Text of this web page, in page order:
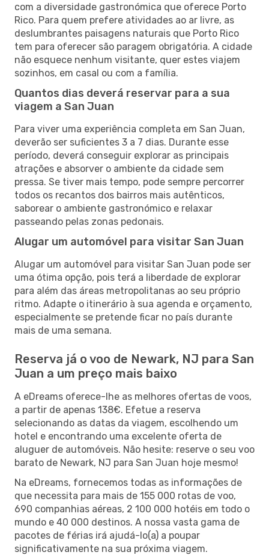
com a diversidade gastronómica que oferece Porto
Rico. Para quem prefere atividades ao ar livre, as
deslumbrantes paisagens naturais que Porto Rico
tem para oferecer são paragem obrigatória. A cidade
não esquece nenhum visitante, quer estes viajem
sozinhos, em casal ou com a família.
Quantos dias deverá reservar para a sua
viagem a San Juan
Para viver uma experiência completa em San Juan,
deverão ser suficientes 3 a 7 dias. Durante esse
período, deverá conseguir explorar as principais
atrações e absorver o ambiente da cidade sem
pressa. Se tiver mais tempo, pode sempre percorrer
todos os recantos dos bairros mais autênticos,
saborear o ambiente gastronómico e relaxar
passeando pelas zonas pedonais.
Alugar um automóvel para visitar San Juan
Alugar um automóvel para visitar San Juan pode ser
uma ótima opção, pois terá a liberdade de explorar
para além das áreas metropolitanas ao seu próprio
ritmo. Adapte o itinerário à sua agenda e orçamento,
especialmente se pretende ficar no país durante
mais de uma semana.
Reserva já o voo de Newark, NJ para San
Juan a um preço mais baixo
A eDreams oferece-lhe as melhores ofertas de voos,
a partir de apenas 138€. Efetue a reserva
selecionando as datas da viagem, escolhendo um
hotel e encontrando uma excelente oferta de
aluguer de automóveis. Não hesite: reserve o seu voo
barato de Newark, NJ para San Juan hoje mesmo!
Na eDreams, fornecemos todas as informações de
que necessita para mais de 155 000 rotas de voo,
690 companhias aéreas, 2 100 000 hotéis em todo o
mundo e 40 000 destinos. A nossa vasta gama de
pacotes de férias irá ajudá-lo(a) a poupar
significativamente na sua próxima viagem.